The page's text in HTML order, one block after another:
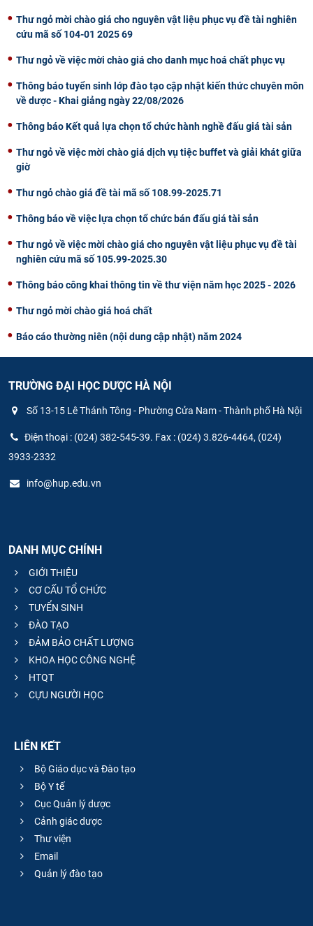
Thư ngỏ mời chào giá cho nguyên vật liệu phục vụ đề tài nghiên
cứu mã số 104-01 2025 69
Thư ngỏ về việc mời chào giá cho danh mục hoá chất phục vụ
Thông báo tuyển sinh lớp đào tạo cập nhật kiến thức chuyên môn
về dược - Khai giảng ngày 22/08/2026
Thông báo Kết quả lựa chọn tổ chức hành nghề đấu giá tài sản
Thư ngỏ về việc mời chào giá dịch vụ tiệc buffet và giải khát giữa
giờ
Thư ngỏ chào giá đề tài mã số 108.99-2025.71
Thông báo về việc lựa chọn tổ chức bán đấu giá tài sản
Thư ngỏ về việc mời chào giá cho nguyên vật liệu phục vụ đề tài
nghiên cứu mã số 105.99-2025.30
Thông báo công khai thông tin về thư viện năm học 2025 - 2026
Thư ngỏ mời chào giá hoá chất
Báo cáo thường niên (nội dung cập nhật) năm 2024
TRƯỜNG ĐẠI HỌC DƯỢC HÀ NỘI
Số 13-15 Lê Thánh Tông - Phường Cửa Nam - Thành phố Hà Nội
Điện thoại : (024) 382-545-39. Fax : (024) 3.826-4464, (024)
3933-2332
info@hup.edu.vn
DANH MỤC CHÍNH
GIỚI THIỆU
CƠ CẤU TỔ CHỨC
TUYỂN SINH
ĐÀO TẠO
ĐẢM BẢO CHẤT LƯỢNG
KHOA HỌC CÔNG NGHỆ
HTQT
CỰU NGƯỜI HỌC
LIÊN KẾT
Bộ Giáo dục và Đào tạo
Bộ Y tế
Cục Quản lý dược
Cảnh giác dược
Thư viện
Email
Quản lý đào tạo